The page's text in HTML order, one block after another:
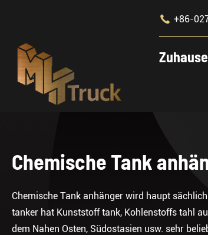
 +86-
Zuhause
Chemische Tank
Chemische Tank anhänger wird haupt
tanker hat Kunststoff tank, Kohlenstoffs tahl
dem Nahen Osten, Südostasien usw. sehr